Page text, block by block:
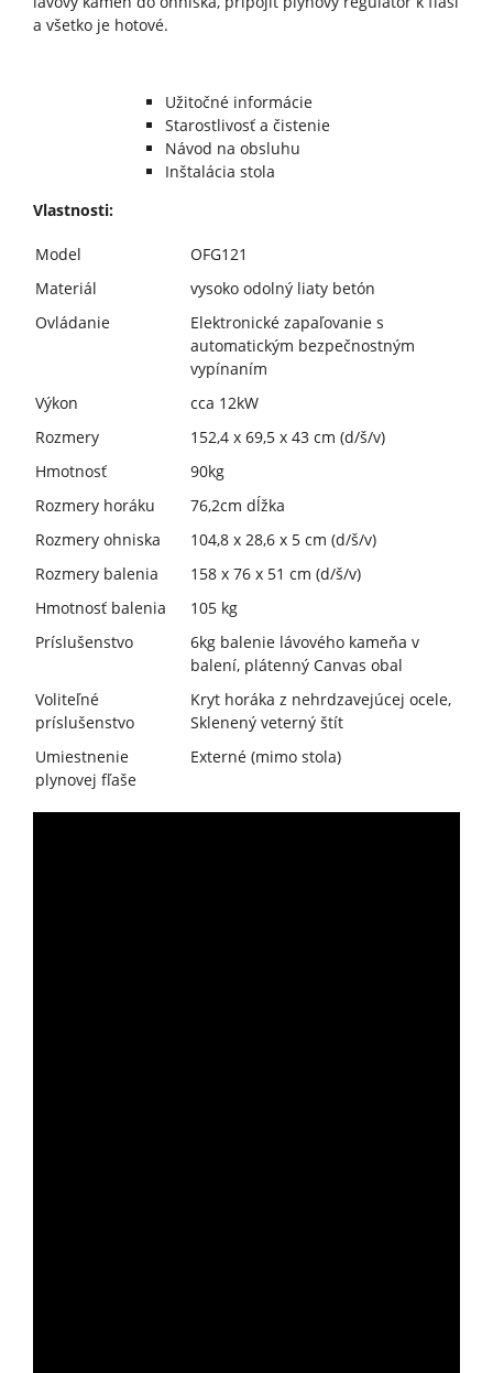
a všetko je hotové.
Užitočné informácie
Starostlivosť a čistenie
Návod na obsluhu
Inštalácia stola
Vlastnosti:
Model
OFG121
Materiál
vysoko odolný liaty betón
Ovládanie
Elektronické zapaľovanie s
automatickým bezpečnostným
vypínaním
Výkon
cca 12kW
Rozmery
152,4 x 69,5 x 43 cm (d/š/v)
Hmotnosť
90kg
Rozmery horáku
76,2cm dĺžka
Rozmery ohniska
104,8 x 28,6 x 5 cm (d/š/v)
Rozmery balenia
158 x 76 x 51 cm (d/š/v)
Hmotnosť balenia
105 kg
Príslušenstvo
6kg balenie lávového kameňa v
balení, plátenný Canvas obal
Voliteľné
príslušenstvo
Kryt horáka z nehrdzavejúcej ocele,
Sklenený veterný štít
Umiestnenie
plynovej fľaše
Externé (mimo stola)